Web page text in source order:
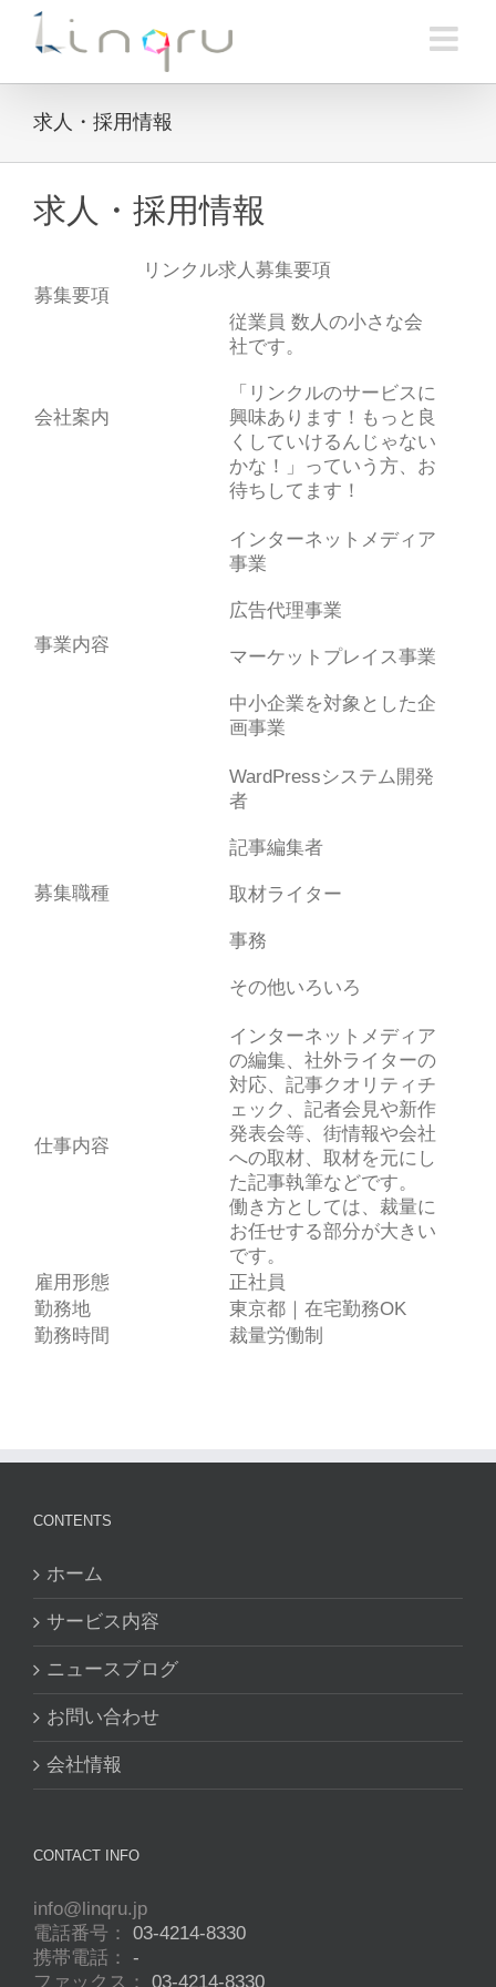
Skip
content
求人・採用情報
求人・採用情報
募集要項
リンクル求人募集要項
会社案内
従業員 数人の小さな会
社です。
「リンクルのサービスに
興味あります！もっと良
くしていけるんじゃない
かな！」っていう方、お
待ちしてます！
事業内容
インターネットメディア
事業
広告代理事業
マーケットプレイス事業
中小企業を対象とした企
画事業
募集職種
WardPressシステム開発
者
記事編集者
取材ライター
事務
その他いろいろ
仕事内容
インターネットメディア
の編集、社外ライターの
対応、記事クオリティチ
ェック、記者会見や新作
発表会等、街情報や会社
への取材、取材を元にし
た記事執筆などです。
働き方としては、裁量に
お任せする部分が大きい
です。
雇用形態
正社員
勤務地
東京都｜在宅勤務OK
勤務時間
裁量労働制
CONTENTS
ホーム
サービス内容
ニュースブログ
お問い合わせ
会社情報
CONTACT INFO
info@linqru.jp
電話番号： 03-4214-8330
携帯電話： -
ファックス： 03-4214-8330